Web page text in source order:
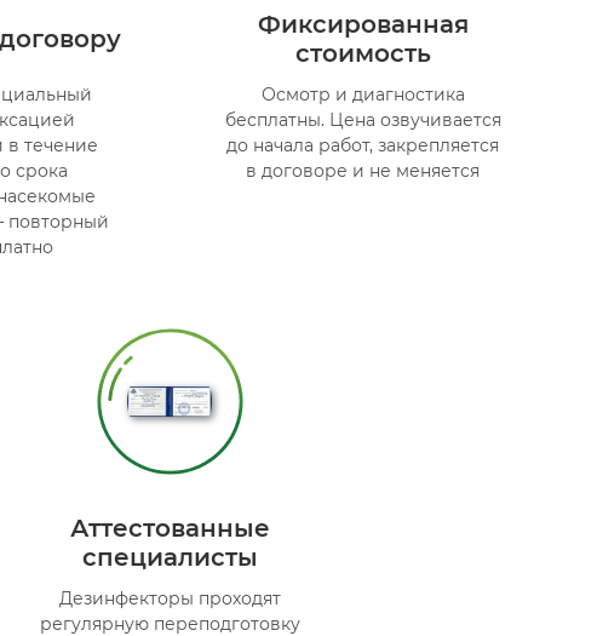
в течение
срока
повторный
Фиксированная
стоимость
Осмотр и диагностика
бесплатны. Цена озвучивается
до начала работ, закрепляется
в договоре и не меняется
Аттестованные
специалисты
Дезинфекторы проходят
регулярную переподготовку